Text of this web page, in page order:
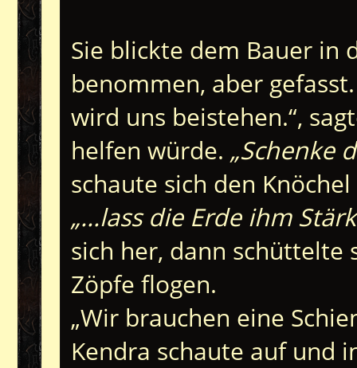
Sie blickte dem Bauer in
benommen, aber
wird uns beistehen.“,
helfen würde. „Schenke
schaute sich den
„...lass die Erde ihm
sich her, dann schüttelte
Zöpfe flogen.
„Wir brauchen eine
Kendra schaute auf und